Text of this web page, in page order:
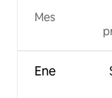
Mes
Ene